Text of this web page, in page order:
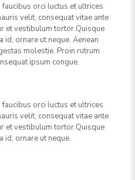
orci luctus et ultrices
velit, consequat vitae ante
et vestibulum tortor.Quisque
id, ornare ut neque. Aenean
molestie. Proin rutrum
ipsum congue.
orci luctus et ultrices
velit, consequat vitae ante
et vestibulum tortor.Quisque
id, ornare ut neque.